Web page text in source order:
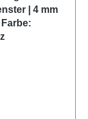
| 4 mm